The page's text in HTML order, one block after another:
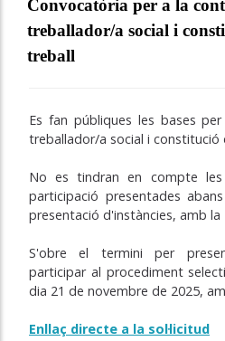
Convocatòria per a la
treballador/a social i
treball
Es fan públiques les bases
treballador/a social i constitució
No es tindran en compte les
participació presentades
presentació d'instàncies, amb la
S'obre el termini per
participar al procediment
dia 21 de novembre de 2025,
Enllaç directe a la sol·licitud